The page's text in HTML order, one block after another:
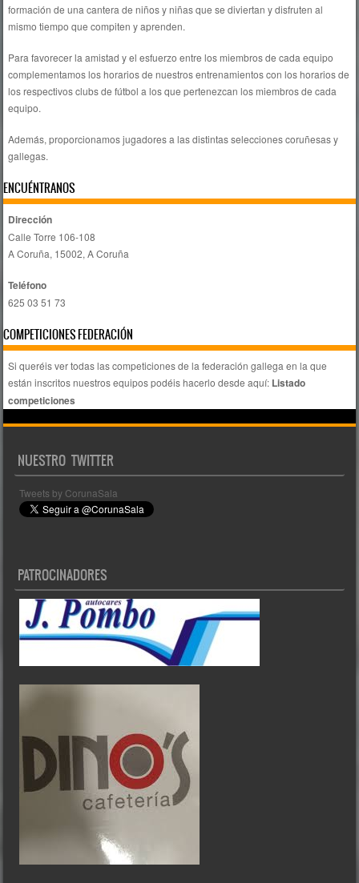
formación de una cantera de niños y niñas que se diviertan y disfruten al
mismo tiempo que compiten y aprenden.
Para favorecer la amistad y el esfuerzo entre los miembros de cada equipo
complementamos los horarios de nuestros entrenamientos con los horarios de
los respectivos clubs de fútbol a los que pertenezcan los miembros de cada
equipo.
Además, proporcionamos jugadores a las distintas selecciones coruñesas y
gallegas.
ENCUÉNTRANOS
Dirección
Calle Torre 106-108
A Coruña, 15002, A Coruña
Teléfono
625 03 51 73
COMPETICIONES FEDERACIÓN
Si queréis ver todas las competiciones de la federación gallega en la que
están inscritos nuestros equipos podéis hacerlo desde aquí: Listado
competiciones
NUESTRO TWITTER
Tweets by CorunaSala
PATROCINADORES